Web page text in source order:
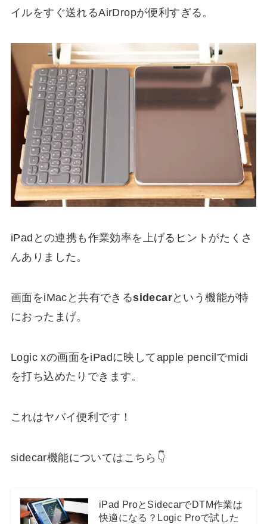
イルをすぐ送れるAirDropが便利すぎる。
iPadとの連携も作業効率を上げるヒントがたくさ
んありました。
画面をiMacと共有できるsidecarという機能が特
におったまげ。
Logic xの画面をiPadに映してapple pencilでmidi
を打ち込めたりできます。
これはヤバイ便利です！
sidecar機能についてはこちら👇
iPad ProとSidecarでDTM作業は
快適になる？Logic Proで試した